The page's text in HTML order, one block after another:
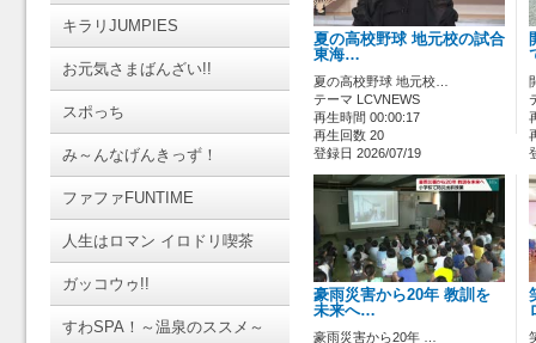
キラリJUMPIES
お元気さまばんざい!!
スポっち
み～んなげんきっず！
ファファFUNTIME
人生はロマン イロドリ喫茶
ガッコウゥ!!
すわSPA！～温泉のススメ～
夏の高校野球 地元校の試合
東海…
夏の高校野球 地元校…
テーマ LCVNEWS
再生時間 00:00:17
再生回数 20
登録日 2026/07/19
豪雨災害から20年 教訓を
未来へ…
豪雨災害から20年 …